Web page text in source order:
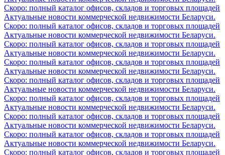
Скоро: полный каталог офисов, складов и торговых площадей
Актуальные новости коммерческой недвижимости Беларуси.
Скоро: полный каталог офисов, складов и торговых площадей
Актуальные новости коммерческой недвижимости Беларуси.
Скоро: полный каталог офисов, складов и торговых площадей
Актуальные новости коммерческой недвижимости Беларуси.
Скоро: полный каталог офисов, складов и торговых площадей
Актуальные новости коммерческой недвижимости Беларуси.
Скоро: полный каталог офисов, складов и торговых площадей
Актуальные новости коммерческой недвижимости Беларуси.
Скоро: полный каталог офисов, складов и торговых площадей
Актуальные новости коммерческой недвижимости Беларуси.
Скоро: полный каталог офисов, складов и торговых площадей
Актуальные новости коммерческой недвижимости Беларуси.
Скоро: полный каталог офисов, складов и торговых площадей
Актуальные новости коммерческой недвижимости Беларуси.
Скоро: полный каталог офисов, складов и торговых площадей